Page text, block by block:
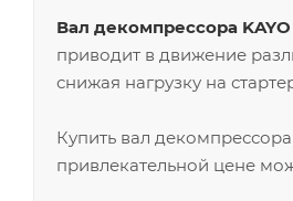
Вал декомпрессора
приводит в движение
снижая нагрузку на
Купить вал
привлекательной цене